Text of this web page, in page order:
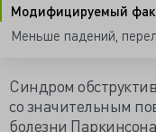
Модифицируемый
Меньше падений,
Синдром
со значительным
болезни